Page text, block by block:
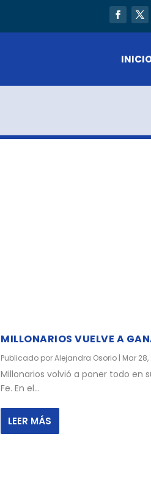
MILLONARIOS VUELVE A
Publicado porAlejandra Osorio | Mar 28,
Millonarios volvió a poner todo en
Fe. En el...
LEER MÁS